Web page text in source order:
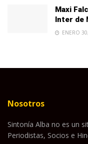
Maxi
Inter de
ENERO
Nosotros
Sintonía Alba no es un
Periodistas, Socios e